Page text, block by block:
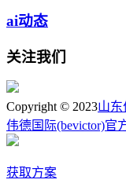
ai动态
关注我们
Copyright © 2023山东
伟德国际(bevictor)官
获取方案